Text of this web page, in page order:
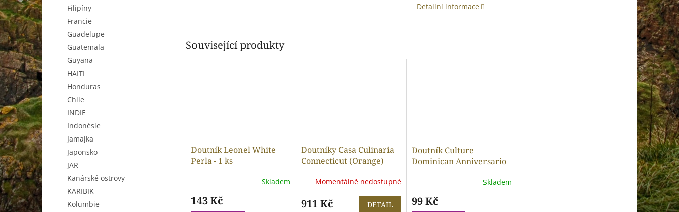
Filipíny
Francie
Guadelupe
Guatemala
Guyana
HAITI
Honduras
Chile
INDIE
Indonésie
Jamajka
Japonsko
JAR
Kanárské ostrovy
KARIBIK
Kolumbie
Detailní informace
Související produkty
Doutník Leonel White
Perla - 1 ks
Skladem
143 Kč
Doutníky Casa Culinaria
Connecticut (Orange)
Momentálně nedostupné
911 Kč DETAIL
Doutník Culture
Dominican Anniversario
Skladem
99 Kč